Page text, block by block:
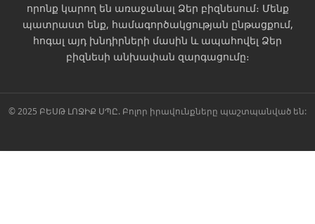
որոնք կարող են առաջանալ Ձեր բիզնեսում։ Մենք
պատրաստ ենք, համագործակցության ընթացքում,
հոգալ այդ խնդիրների մասին և ապահովել Ձեր
բիզնեսի անխափան զարգացումը։
© 2025 ԲԵՍԹ ԼՈՋԻՔ ՍՊԸ. Բոլոր իրավունքները պաշտպանված են: